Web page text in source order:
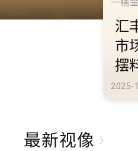
最新视像